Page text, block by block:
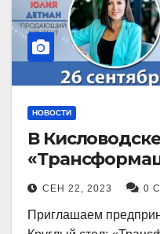
НОВОСТИ
В
СЕН 22, 2023 0
Приглашаем